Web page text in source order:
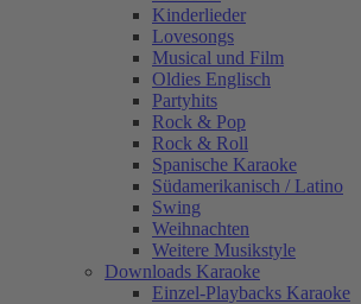
Kinderlieder
Lovesongs
Musical und Film
Oldies Englisch
Partyhits
Rock & Pop
Rock & Roll
Spanische Karaoke
Südamerikanisch / Latino
Swing
Weihnachten
Weitere Musikstyle
Downloads Karaoke
Einzel-Playbacks Karaoke